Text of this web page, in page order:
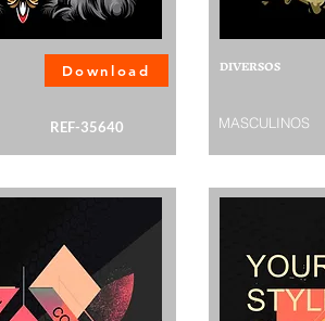
Download
REF-35640
DIVERSOS
MASCULINOS